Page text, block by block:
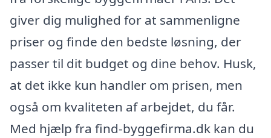
giver dig mulighed for at sammenligne
priser og finde den bedste løsning, der
passer til dit budget og dine behov. Husk,
at det ikke kun handler om prisen, men
også om kvaliteten af arbejdet, du får.
Med hjælp fra find-byggefirma.dk kan du